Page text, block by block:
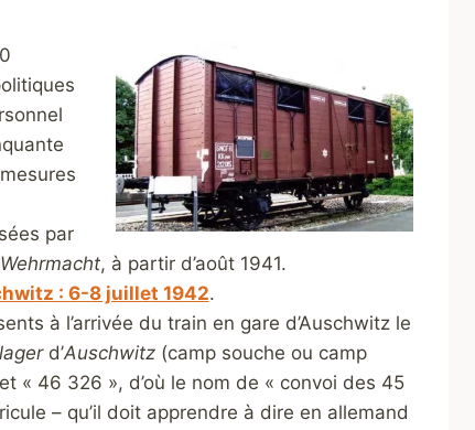
par
Wehrmacht, à partir d’août 1941.
: 6-8 juillet 1942.
à l’arrivée du train en gare d’Auschwitz le
d’Auschwitz(camp souche ou camp
« 46 326 », d’où le nom de « convoi des 45
– qu’il doit apprendre à dire en allemand